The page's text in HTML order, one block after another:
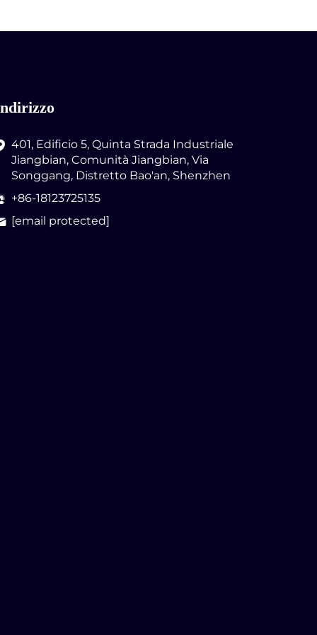
401, Edificio 5, Quinta Strada Industriale
Jiangbian, Comunità Jiangbian, Via
Songgang, Distretto Bao'an, Shenzhen
+86-18123725135
[email protected]